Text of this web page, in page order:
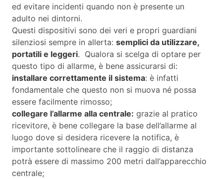
ed evitare incidenti quando non è presente un
adulto nei dintorni.
Questi dispositivi sono dei veri e propri guardiani
silenziosi sempre in allerta: semplici da utilizzare,
portatili e leggeri. Qualora si scelga di optare per
questo tipo di allarme, è bene assicurarsi di:
installare correttamente il sistema: è infatti
fondamentale che questo non si muova né possa
essere facilmente rimosso;
collegare l’allarme alla centrale: grazie al pratico
ricevitore, è bene collegare la base dell’allarme al
luogo dove si desidera ricevere la notifica, è
importante sottolineare che il raggio di distanza
potrà essere di massimo 200 metri dall’apparecchio
centrale;